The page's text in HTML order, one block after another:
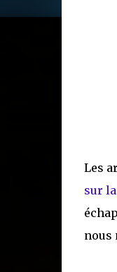
Les
sur
nous